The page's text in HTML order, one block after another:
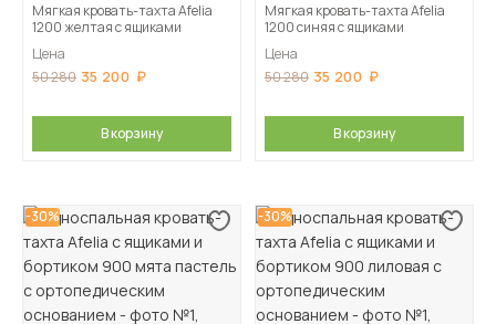
Мягкая кровать-тахта Afelia
1200 желтая c ящиками
Цена
50 280 35 200
В корзину
Мягкая кровать-тахта Afelia
1200 синяя c ящиками
Цена
50 280 35 200
В корзину
-30% -30%